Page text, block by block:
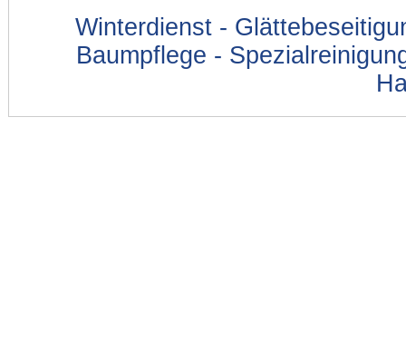
Winterdienst -
Baumpflege -